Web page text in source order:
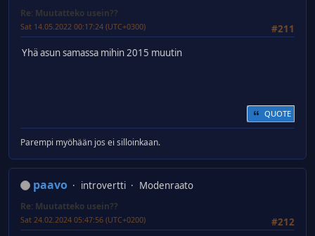
Re: Muutatteko usein??
#211
Sat 14.05.2022 00:17:24 (UTC+0300)
Yhä asun samassa mihin 2015 muutin
QUOTE
Parempi myöhään jos ei silloinkaan.
paavo introvertti Modenraato
Re: Muutatteko usein??
#212
Sat 24.02.2024 05:47:56 (UTC+0200)